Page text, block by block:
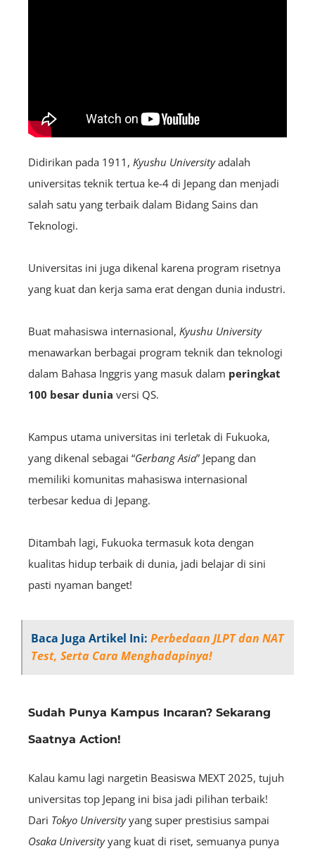
Didirikan pada 1911, Kyushu Universityadalah
universitas teknik tertua ke-4 di Jepang dan menjadi
salah satu yang terbaik dalam Bidang Sains dan
Teknologi.
Universitas ini juga dikenal karena program risetnya
yang kuat dan kerja sama erat dengan dunia industri.
Buat mahasiswa internasional, Kyushu University
menawarkan berbagai program teknik dan teknologi
dalam Bahasa Inggris yang masuk dalam peringkat
100 besar dunia versi QS.
Kampus utama universitas ini terletak di Fukuoka,
yang dikenal sebagai “Gerbang Asia” Jepang dan
memiliki komunitas mahasiswa internasional
terbesar kedua di Jepang.
Ditambah lagi, Fukuoka termasuk kota dengan
kualitas hidup terbaik di dunia, jadi belajar di sini
pasti nyaman banget!
Baca Juga Artikel Ini: Perbedaan JLPT dan NAT
Test, Serta Cara Menghadapinya!
Sudah Punya Kampus Incaran? Sekarang
Saatnya Action!
Kalau kamu lagi nargetin Beasiswa MEXT 2025, tujuh
universitas top Jepang ini bisa jadi pilihan terbaik!
Dari Tokyo Universityyang super prestisius sampai
Osaka Universityyang kuat di riset, semuanya punya